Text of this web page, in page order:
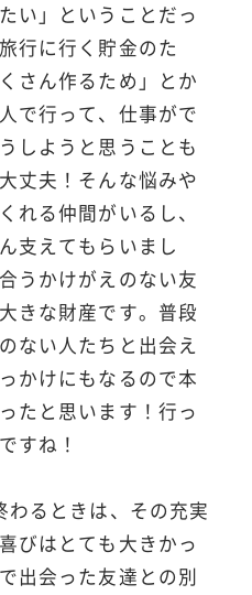
い」ということだっ
行に行く貯金のた
さん作るため」とか
で行って、仕事がで
しようと思うことも
丈夫！そんな悩みや
れる仲間がいるし、
支えてもらいまし
うかけがえのない友
きな財産です。普段
ない人たちと出会え
かけにもなるので本
たと思います！行っ
すね！
るときは、その充実
びはとても大きかっ
出会った友達との別